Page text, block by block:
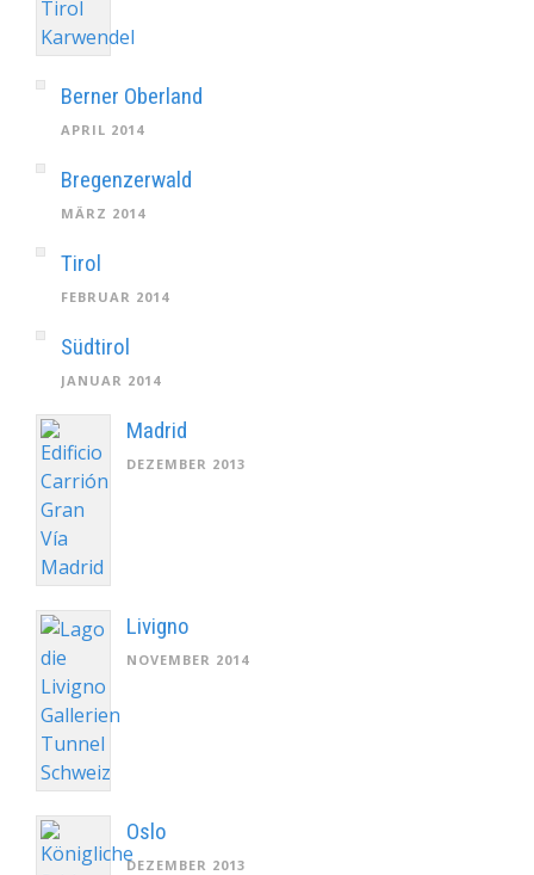
Berner Oberland
APRIL 2014
Bregenzerwald
MÄRZ 2014
Tirol
FEBRUAR 2014
Südtirol
JANUAR 2014
Madrid
DEZEMBER 2013
Livigno
NOVEMBER 2014
Oslo
DEZEMBER 2013